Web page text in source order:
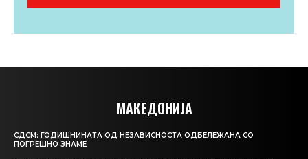
МАКЕДОНИЈА
СДСМ: ГОДИШНИНАТА ОД НЕЗАВИСНОСТА ОДБЕЛЕЖАНА СО
ПОГРЕШНО ЗНАМЕ